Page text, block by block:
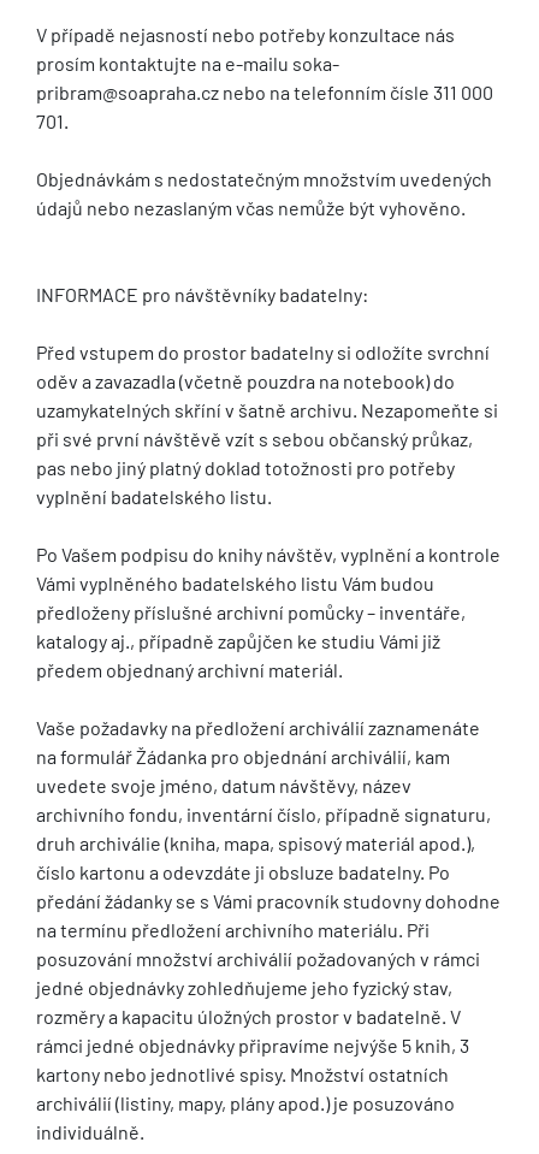
V případě nejasností nebo potřeby konzultace nás
prosím kontaktujte na e-mailu soka-
pribram@soapraha.cz nebo na telefonním čísle 311 000
701.
Objednávkám s nedostatečným množstvím uvedených
údajů nebo nezaslaným včas nemůže být vyhověno.
INFORMACE pro návštěvníky badatelny:
Před vstupem do prostor badatelny si odložíte svrchní
oděv a zavazadla (včetně pouzdra na notebook) do
uzamykatelných skříní v šatně archivu. Nezapomeňte si
při své první návštěvě vzít s sebou občanský průkaz,
pas nebo jiný platný doklad totožnosti pro potřeby
vyplnění badatelského listu.
Po Vašem podpisu do knihy návštěv, vyplnění a kontrole
Vámi vyplněného badatelského listu Vám budou
předloženy příslušné archivní pomůcky – inventáře,
katalogy aj., případně zapůjčen ke studiu Vámi již
předem objednaný archivní materiál.
Vaše požadavky na předložení archiválií zaznamenáte
na formulář Žádanka pro objednání archiválií, kam
uvedete svoje jméno, datum návštěvy, název
archivního fondu, inventární číslo, případně signaturu,
druh archiválie (kniha, mapa, spisový materiál apod.),
číslo kartonu a odevzdáte ji obsluze badatelny. Po
předání žádanky se s Vámi pracovník studovny dohodne
na termínu předložení archivního materiálu. Při
posuzování množství archiválií požadovaných v rámci
jedné objednávky zohledňujeme jeho fyzický stav,
rozměry a kapacitu úložných prostor v badatelně. V
rámci jedné objednávky připravíme nejvýše 5 knih, 3
kartony nebo jednotlivé spisy. Množství ostatních
archiválií (listiny, mapy, plány apod.) je posuzováno
individuálně.